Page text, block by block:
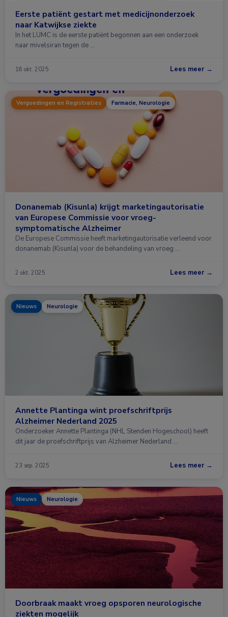
Eerste patiënt gestart met medicijnonderzoek
naar Katwijkse ziekte
In het LUMC is de eerste patiënt begonnen aan een onderzoek
naar mivelsiran tegen de …
18 okt. 2025 Lees meer →
Vergoedingen en Registraties Farmacie, Neurologie
Donanemab (Kisunla) krijgt marketingautorisatie
van Europese Commissie voor vroeg-
symptomatische Alzheimer
De Europese Commissie heeft marketingautorisatie verleend voor
donanemab (Kisunla) voor de behandeling van vroeg …
2 okt. 2025 Lees meer →
Nieuws Neurologie
Annette Plantinga wint proefschriftprijs
Alzheimer Nederland 2025
Onderzoeker Annette Plantinga (NHL Stenden Hogeschool) heeft
dit jaar de proefschriftprijs van Alzheimer Nederland …
23 sep. 2025 Lees meer →
Nieuws Neurologie
Doorbraak maakt vroeg opsporen neurologische
ziekten mogelijk